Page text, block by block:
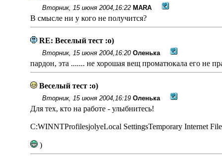
Вторник, 15 июня 2004,16:22 MARA
В смысле ни у кого не получится?
RE: Веселый тест :о)
Вторник, 15 июня 2004,16:20 Оленька
пардон, эта ....... не хорошая вещ проматюкала его не
Веселый тест :о)
Вторник, 15 июня 2004,16:19 Оленька
Для тех, кто на работе - улыбнитесь!
C:WINNTProfilesjolyeLocal SettingsTemporary Internet
)